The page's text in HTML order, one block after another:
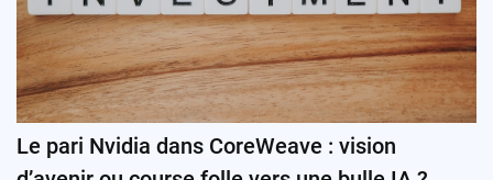
Le pari Nvidia dans CoreWeave : vision